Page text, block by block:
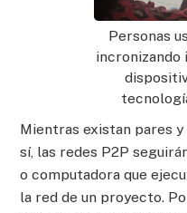
Personas
incronizando
Mientras existan pares
sí, las redes P2P
o computadora que
la red de un proyecto.